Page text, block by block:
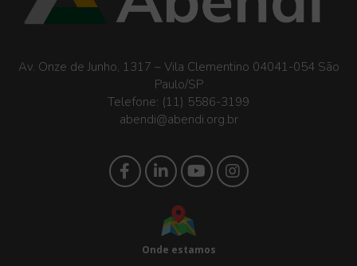
Av. Onze de Junho, 1317 – Vila Clementino 04041-054 São
Paulo/SP
Telefone: (11) 5586-3199
abendi@abendi.org.br
Onde estamos